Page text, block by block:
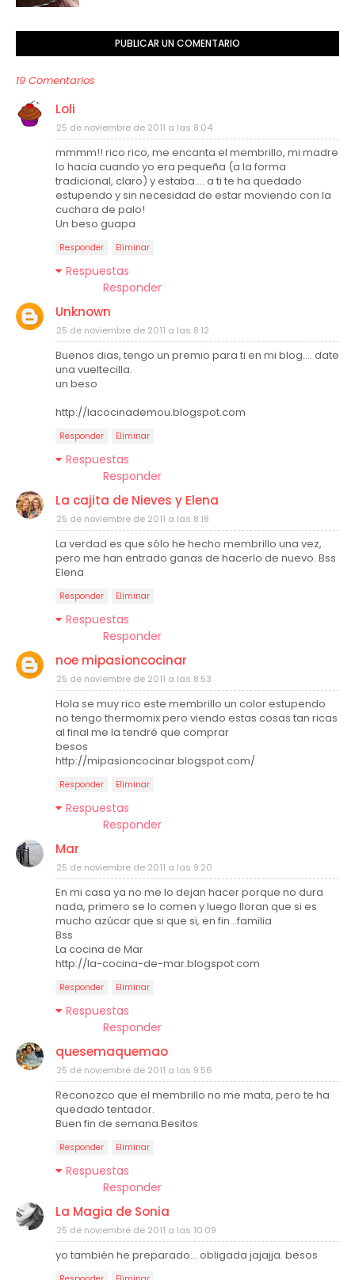
PUBLICAR UN COMENTARIO
19 Comentarios
Loli
25 de noviembre de 2011 a las 8:04
mmmm!! rico rico, me encanta el membrillo, mi madre
lo hacia cuando yo era pequeña (a la forma
tradicional, claro) y estaba.... a ti te ha quedado
estupendo y sin necesidad de estar moviendo con la
cuchara de palo!
Un beso guapa
Responder Eliminar
Respuestas
Responder
Unknown
25 de noviembre de 2011 a las 8:12
Buenos dias, tengo un premio para ti en mi blog.... date
una vueltecilla.
un beso
http://lacocinademou.blogspot.com
Responder Eliminar
Respuestas
Responder
La cajita de Nieves y Elena
25 de noviembre de 2011 a las 8:18
La verdad es que sólo he hecho membrillo una vez,
pero me han entrado ganas de hacerlo de nuevo. Bss
Elena
Responder Eliminar
Respuestas
Responder
noe mipasioncocinar
25 de noviembre de 2011 a las 8:53
Hola se muy rico este membrillo un color estupendo
no tengo thermomix pero viendo estas cosas tan ricas
al final me la tendré que comprar
besos
http://mipasioncocinar.blogspot.com/
Responder Eliminar
Respuestas
Responder
Mar
25 de noviembre de 2011 a las 9:20
En mi casa ya no me lo dejan hacer porque no dura
nada, primero se lo comen y luego lloran que si es
mucho azúcar que si que si, en fin...familia
Bss
La cocina de Mar
http://la-cocina-de-mar.blogspot.com
Responder Eliminar
Respuestas
Responder
quesemaquemao
25 de noviembre de 2011 a las 9:56
Reconozco que el membrillo no me mata, pero te ha
quedado tentador.
Buen fin de semana.Besitos
Responder Eliminar
Respuestas
Responder
La Magia de Sonia
25 de noviembre de 2011 a las 10:09
yo también he preparado... obligada jajajja. besos